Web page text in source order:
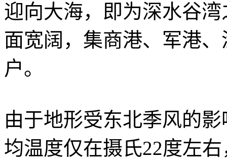
迎向大海，即为深水谷
面宽阔，集商港、军港
户。
由于地形受东北季风的
均温度仅在摄氏22度左